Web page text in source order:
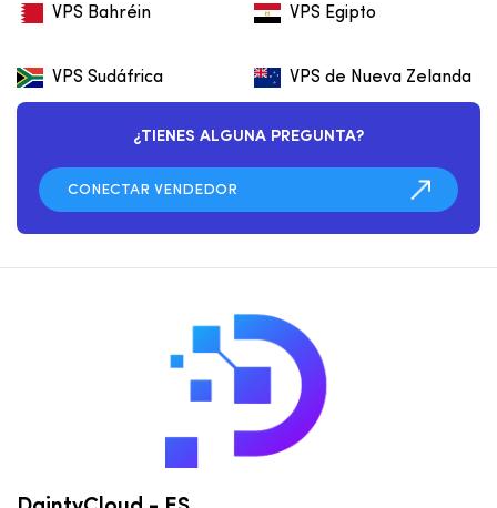
VPS Bahréin VPS Egipto
VPS Sudáfrica VPS de Nueva Zelanda
¿TIENES ALGUNA PREGUNTA?